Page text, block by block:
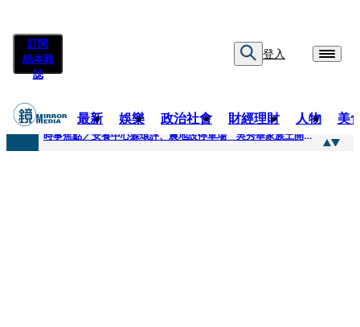
訂閱
紙本雜
誌
登入
最新 娛樂 政治社會 財經理財 人物 美
快訊
時事焦點／安養中心躲環評、農地設停車場 吳秀華家族土開爭議連環爆